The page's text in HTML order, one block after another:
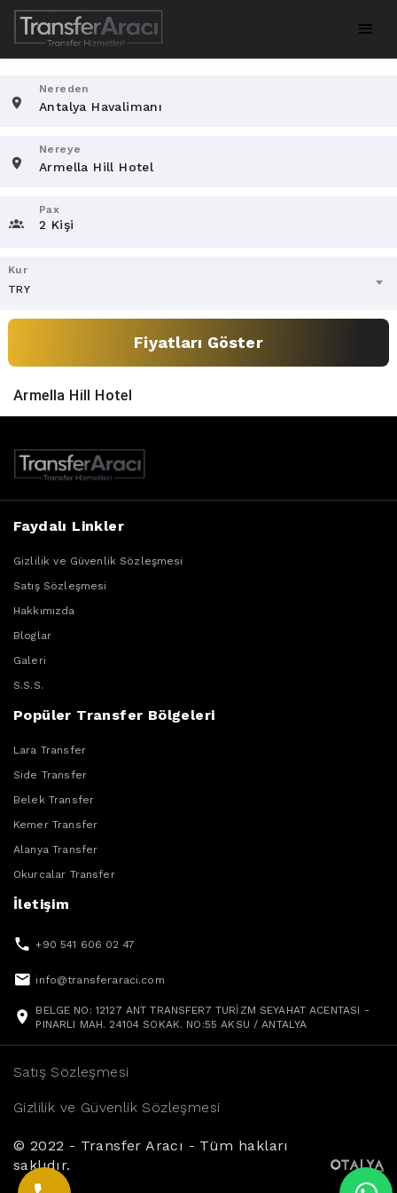
Nereden
Nereye
Pax
2 Kişi
Kur
TRY
Fiyatları Göster
Armella Hill Hotel
Faydalı Linkler
Gizlilik ve Güvenlik Sözleşmesi
Satış Sözleşmesi
Hakkımızda
Bloglar
Galeri
S.S.S.
Popüler Transfer Bölgeleri
Lara Transfer
Side Transfer
Belek Transfer
Kemer Transfer
Alanya Transfer
Okurcalar Transfer
İletişim
+90 541 606 02 47
info@transferaraci.com
BELGE NO: 12127 ANT TRANSFER7 TURİZM SEYAHAT ACENTASI -
PINARLI MAH. 24104 SOKAK. NO:55 AKSU / ANTALYA
© 2022 - Transfer Aracı - Tüm hakları
saklıdır.
Gizlilik ve Güvenlik Sözleşmesi
Satış Sözleşmesi